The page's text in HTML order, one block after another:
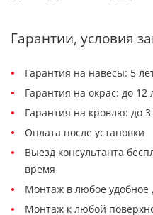
Гарантии, условия
Гарантия на навесы: 5
Гарантия на окрас: до 12
Гарантия на кровлю: до 3
Оплата после установки
Выезд консультанта
время
Монтаж в любое удобное
Монтаж к любой